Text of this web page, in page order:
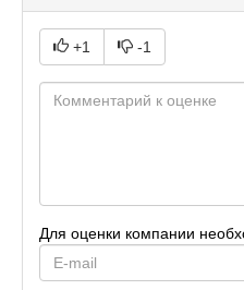
+1 -1
Для оценки компании
mail